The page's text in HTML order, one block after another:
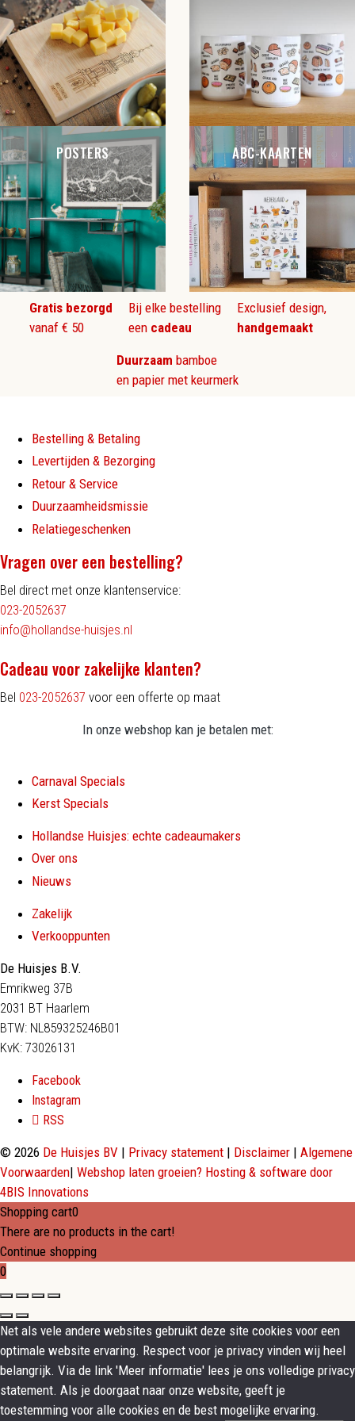
POSTERS ABC-KAARTEN
Gratis bezorgd
vanaf € 50
Bij elke bestelling
een cadeau
Exclusief design,
handgemaakt
Duurzaam bamboe
en papier met keurmerk
Bestelling & Betaling
Levertijden & Bezorging
Retour & Service
Duurzaamheidsmissie
Relatiegeschenken
Vragen over een bestelling?
Bel direct met onze klantenservice:
023-2052637
info@hollandse-huisjes.nl
Cadeau voor zakelijke klanten?
Bel 023-2052637 voor een offerte op maat
In onze webshop kan je betalen met:
Carnaval Specials
Kerst Specials
Hollandse Huisjes: echte cadeaumakers
Over ons
Nieuws
Zakelijk
Verkooppunten
De Huisjes B.V.
Emrikweg 37B
2031 BT Haarlem
BTW: NL859325246B01
KvK: 73026131
Facebook
Instagram
RSS
© 2026 De Huisjes BV | Privacy statement | Disclaimer | Algemene
Voorwaarden| Webshop laten groeien? Hosting & software door
4BIS Innovations
Shopping cart0
There are no products in the cart!
Continue shopping
0
Net als vele andere websites gebruikt deze site cookies voor een
optimale website ervaring. Respect voor je privacy vinden wij heel
belangrijk. Via de link 'Meer informatie' lees je ons volledige privacy
statement. Als je doorgaat naar onze website, geeft je
toestemming voor alle cookies en de best mogelijke ervaring.